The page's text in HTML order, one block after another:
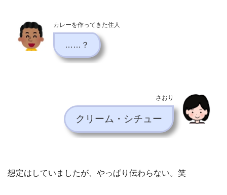
カレーを作ってきた住人
……？
さおり
クリーム・シチュー
想定はしていましたが、やっぱり伝わらない。笑